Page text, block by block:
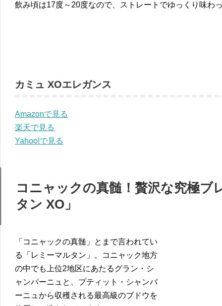
飲み頃は17度～20度なので、ストレートでゆっくり味わ
カミュ XOエレガンス
Amazonで見る
楽天で見る
Yahoo!で見る
コニャックの真髄！贅沢な究極ブ
タン XO」
「コニャックの真髄」とまで言われてい
る「レミーマルタン」。コニャック地方
の中でも上位2地区にあたるグラン・シ
ャンパーニュと、プティット・シャンパ
ーニュから収穫される最高級のブドウを